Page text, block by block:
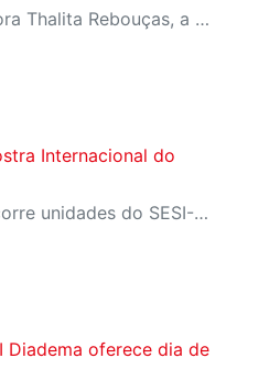
Com homenagens à escritora Thalita Rebouças, a Semana do Livro e da Biblioteca promove criatividade, produção autoral e diferentes formas de expressão entre estudantes da Educação Infantil à EJA
Internacional do
Programação gratuita percorre unidades do SESI-SP com filmes que destacam a representatividade do cinema negro contemporâneo
Diadema oferece dia de